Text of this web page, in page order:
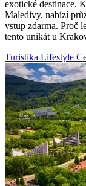
exotické destinace.
Maledivy, nabízí
vstup zdarma. Proč
tento unikát u
Turistika Lifestyle